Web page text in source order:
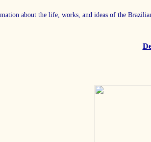
about the life, works, and ideas of the